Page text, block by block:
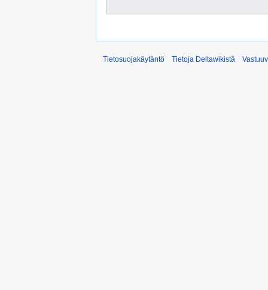
Tietosuojakäytäntö Tietoja Deltawikistä